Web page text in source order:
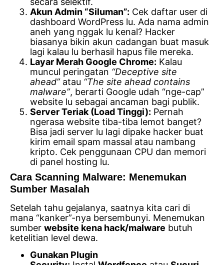
Akun Admin “Siluman”: Cek daftar user di
dashboard WordPress lu. Ada nama admin
aneh yang nggak lu kenal? Hacker
biasanya bikin akun cadangan buat masuk
lagi kalau lu berhasil hapus file mereka.
Layar Merah Google Chrome: Kalau
muncul peringatan “Deceptive site
ahead”atau “The site ahead contains
malware”, berarti Google udah “nge-cap”
website lu sebagai ancaman bagi publik.
Server Teriak (Load Tinggi): Pernah
ngerasa website tiba-tiba lemot banget?
Bisa jadi server lu lagi dipake hacker buat
kirim email spam massal atau nambang
kripto. Cek penggunaan CPU dan memori
di panel hosting lu.
Cara Scanning Malware: Menemukan
Sumber Masalah
Setelah tahu gejalanya, saatnya kita cari di
mana “kanker”-nya bersembunyi. Menemukan
sumber website kena hack/malware butuh
ketelitian level dewa.
Gunakan Plugin